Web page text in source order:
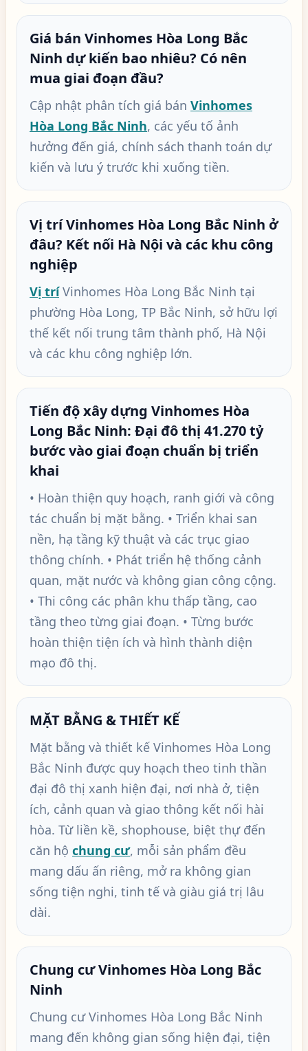
Giá bán Vinhomes Hòa Long Bắc
Ninh dự kiến bao nhiêu? Có nên
mua giai đoạn đầu?
Cập nhật phân tích giá bán Vinhomes
Hòa Long Bắc Ninh, các yếu tố ảnh
hưởng đến giá, chính sách thanh toán dự
kiến và lưu ý trước khi xuống tiền.
Vị trí Vinhomes Hòa Long Bắc Ninh ở
đâu? Kết nối Hà Nội và các khu công
nghiệp
Vị tríVinhomes Hòa Long Bắc Ninh tại
phường Hòa Long, TP Bắc Ninh, sở hữu lợi
thế kết nối trung tâm thành phố, Hà Nội
và các khu công nghiệp lớn.
Tiến độ xây dựng Vinhomes Hòa
Long Bắc Ninh: Đại đô thị 41.270 tỷ
bước vào giai đoạn chuẩn bị triển
khai
• Hoàn thiện quy hoạch, ranh giới và công
tác chuẩn bị mặt bằng. • Triển khai san
nền, hạ tầng kỹ thuật và các trục giao
thông chính. • Phát triển hệ thống cảnh
quan, mặt nước và không gian công cộng.
• Thi công các phân khu thấp tầng, cao
tầng theo từng giai đoạn. • Từng bước
hoàn thiện tiện ích và hình thành diện
mạo đô thị.
MẶT BẰNG & THIẾT KẾ
Mặt bằng và thiết kế Vinhomes Hòa Long
Bắc Ninh được quy hoạch theo tinh thần
đại đô thị xanh hiện đại, nơi nhà ở, tiện
ích, cảnh quan và giao thông kết nối hài
hòa. Từ liền kề, shophouse, biệt thự đến
căn hộ chung cư, mỗi sản phẩm đều
mang dấu ấn riêng, mở ra không gian
sống tiện nghi, tinh tế và giàu giá trị lâu
dài.
Chung cư Vinhomes Hòa Long Bắc
Ninh
Chung cư Vinhomes Hòa Long Bắc Ninh
mang đến không gian sống hiện đại, tiện